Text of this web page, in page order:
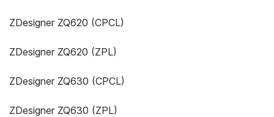
ZDesigner ZQ620 (CPCL)
ZDesigner ZQ620 (ZPL)
ZDesigner ZQ630 (CPCL)
ZDesigner ZQ630 (ZPL)